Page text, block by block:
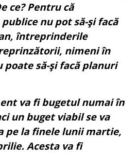
ce? Pentru că
nu pot să-şi facă
întreprinderile
nimeni în
poate să-şi facă planuri
va fi bugetul numai în
un buget viabil se va
pe la finele lunii martie,
Acesta va fi